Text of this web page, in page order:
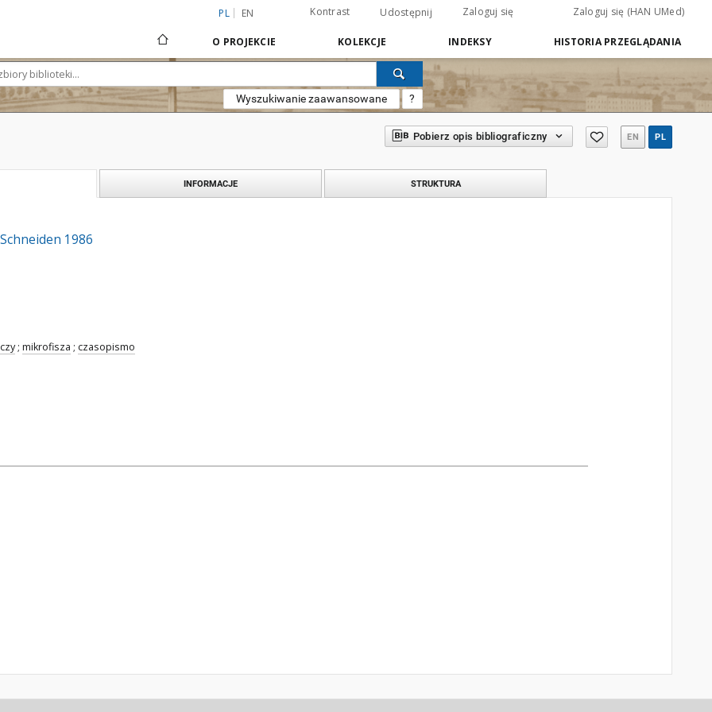
PL EN Kontrast Udostępnij Zaloguj się Zaloguj się (HAN UMed)
O PROJEKCIE KOLEKCJE INDEKSY HISTORIA PRZEGLĄDANIA
Wyszukiwanie zaawansowane ?
Pobierz opis bibliograficzny EN PL
INFORMACJE STRUKTURA
1986
; mikrofisza ; czasopismo